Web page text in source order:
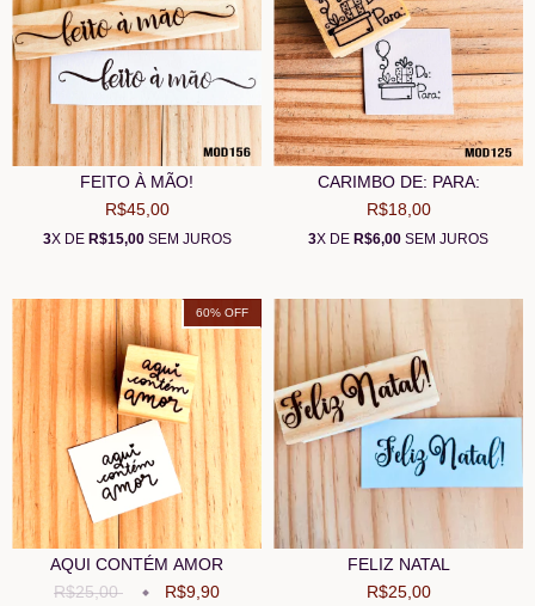
FEITO À MÃO!
R$45,00
3X DE R$15,00SEM JUROS
CARIMBO DE: PARA:
R$18,00
3X DE R$6,00 SEM JUROS
60% OFF
AQUI CONTÉM AMOR
R$25,00
R$9,90
FELIZ NATAL
R$25,00